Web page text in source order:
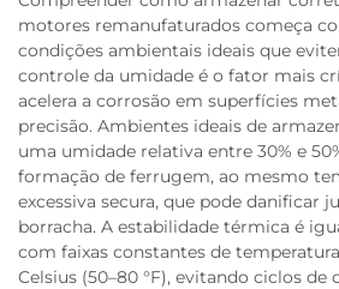
motores remanufaturados começa
condições ambientais ideais que
controle da umidade é o fator mais
acelera a corrosão em superfícies
precisão. Ambientes ideais de
uma umidade relativa entre 30% e
formação de ferrugem, ao mesmo
excessiva secura, que pode danificar
borracha. A estabilidade térmica é
com faixas constantes de
Celsius (50–80 °F), evitando ciclos de